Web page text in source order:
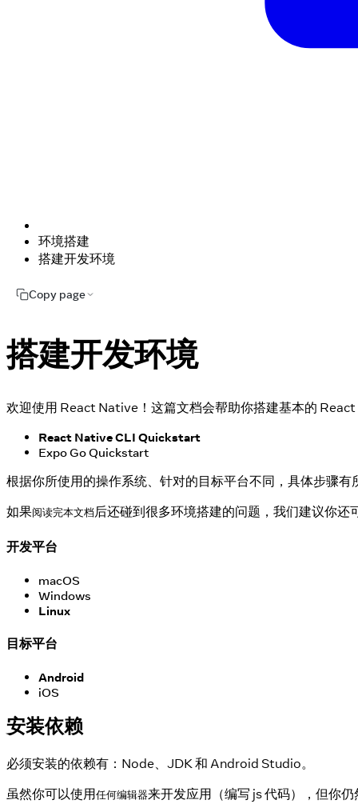
环境搭建
搭建开发环境
Copy page
搭建开发环境
欢迎使用 React Native！这篇文档会帮助你搭建基本的
React Native CLI Quickstart
Expo Go Quickstart
根据你所使用的操作系统、针对的目标平台不同，具体步骤
如果阅读完本文档 后还碰到很多环境搭建的问题，我们建议你还
开发平台
macOS
Windows
Linux
目标平台
Android
iOS
安装依赖
必须安装的依赖有：Node、JDK 和 Android Studio。
虽然你可以使用任何编辑器来开发应用（编写 js 代码），但你